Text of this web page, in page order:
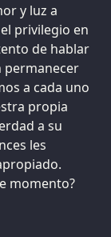
y luz a
privilegio en
de hablar
permanecer
a cada uno
propia
a su
les
momento?